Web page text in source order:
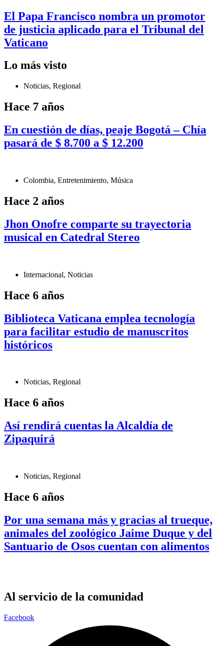
El Papa Francisco nombra un promotor
de justicia aplicado para el Tribunal del
Vaticano
Lo más visto
Noticias, Regional
Hace 7 años
En cuestión de días, peaje Bogotá – Chía
pasará de $ 8.700 a $ 12.200
Colombia, Entretenimiento, Música
Hace 2 años
Jhon Onofre comparte su trayectoria
musical en Catedral Stereo
Internacional, Noticias
Hace 6 años
Biblioteca Vaticana emplea tecnología
para facilitar estudio de manuscritos
históricos
Noticias, Regional
Hace 6 años
Así rendirá cuentas la Alcaldía de
Zipaquirá
Noticias, Regional
Hace 6 años
Por una semana más y gracias al trueque,
animales del zoológico Jaime Duque y del
Santuario de Osos cuentan con alimentos
Al servicio de la comunidad
Facebook